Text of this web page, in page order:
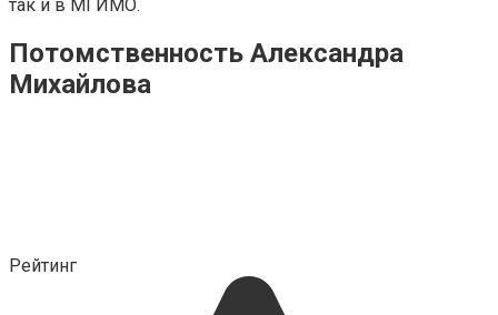
так и в МГИМО.
Потомственность Александра
Михайлова
Рейтинг